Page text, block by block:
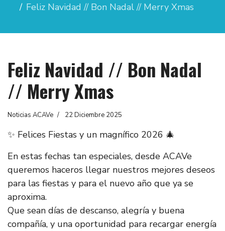
Feliz Navidad // Bon Nadal // Merry Xmas
Feliz Navidad // Bon Nadal
// Merry Xmas
Noticias ACAVe 22 Diciembre 2025
✨ Felices Fiestas y un magnífico 2026 🎄
En estas fechas tan especiales, desde ACAVe
queremos haceros llegar nuestros mejores deseos
para las fiestas y para el nuevo año que ya se
aproxima.
Que sean días de descanso, alegría y buena
compañía, y una oportunidad para recargar energía